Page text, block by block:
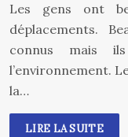
Les gens ont
déplacements.
connus mais
l’environnement.
la…
LIRE LA SUITE